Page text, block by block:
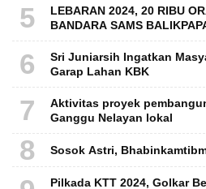
5
LEBARAN 2024, 20 RIBU
BANDARA SAMS
6
Sri Juniarsih Ingatkan
Garap Lahan KBK
7
Aktivitas proyek
Ganggu Nelayan lokal
8 Sosok Astri,
Pilkada KTT 2024, Golkar